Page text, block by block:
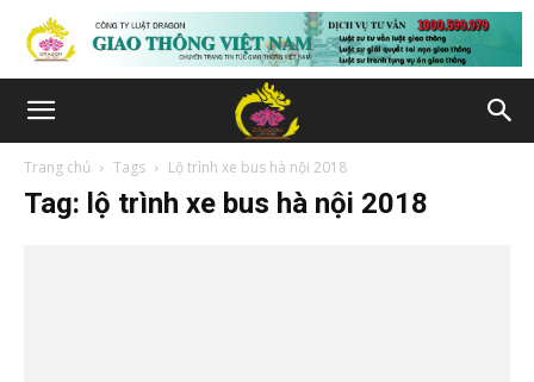
Trang chủ Tags Lộ trình xe bus hà nội 2018
Tag: lộ trình xe bus hà nội 2018